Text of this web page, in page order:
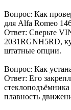
Вопрос: Как
для Alfa Romeo
Ответ: Сверьте
2031RGNH5RD,
штатные опции.
Вопрос: Как
Ответ: Его
плавность